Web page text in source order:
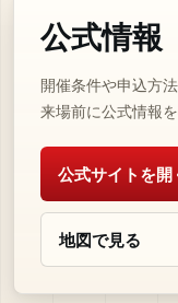
公式情報
開催条件や申込方
来場前に公式情報
公式サイトを開
地図で見る